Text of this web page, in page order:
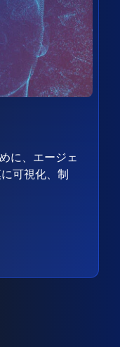
に、エージェ
可視化、制